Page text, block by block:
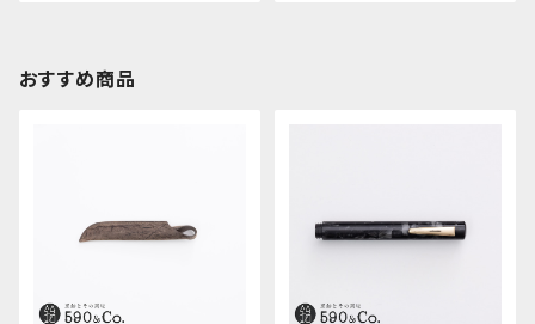
おすすめ商品